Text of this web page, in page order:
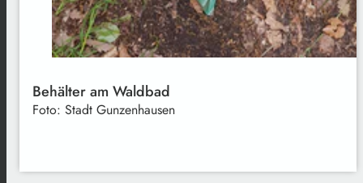
Behälter am Waldbad
Foto: Stadt Gunzenhausen